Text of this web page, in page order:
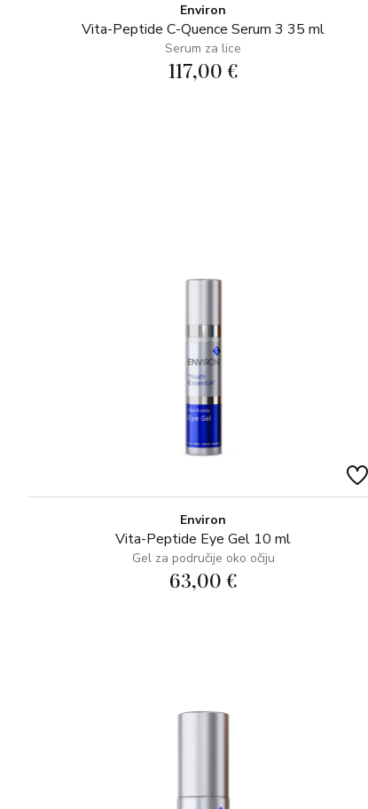
Environ
Vita-Peptide C-Quence Serum 3 35 ml
Serum za lice
117,00 €
Environ
Vita-Peptide Eye Gel 10 ml
Gel za područije oko očiju
63,00 €